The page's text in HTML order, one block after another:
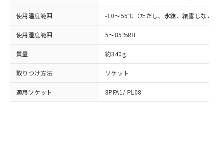
使用温度範囲 -10～55℃（ただし、氷結、結露しない
使用湿度範囲 5～85%RH
質量 約340g
取りつけ方法 ソケット
適用ソケット 8PFA1/ PL08
在庫状況および標準価格結果を当社の
事前の承諾なく第三者に漏洩または開
マイパーツ機能（部品リスト作成サー
ビス）をご利用いただくには、I-Web
メンバーズにご登録されている必要が
お客様が当ウェブサイト上で当社にご
登録された部品リストについて、当社
部品在庫の切り替え状況などにより、予定
月が前後することがあります。
※3 非含有証明書ダウンロード
※2 環境保護使用期限
「ｅ」：有害物質（10物質）のすべてが基
準値以下であることを示します。
「10」：通常の使用状況下において有害物
質が外部に漏えいし、環境に深刻な影響を
「－」：未確認です。当社販売部門へお問
い合わせください。
使用いたしません。
当社は、貴社製品を第三者に販売する
場合は、上記1、2および3の内容を当
該第三者に通知します。また当社は、
法に輸出するおそれがある場合は、取
り引きをいたしません。
たはお客様担当のオムロン制御
機器販売店・当社販売員にご確
受注生産機種、また在庫状況の
情報を公開していない機種